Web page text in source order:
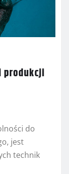
produkcji
do
jest
technik